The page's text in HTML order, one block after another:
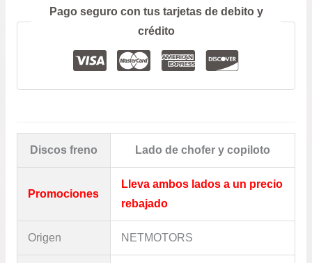
Pago seguro con tus tarjetas de debito y
crédito
Discos freno Lado de chofer y copiloto
Promociones
Lleva ambos lados a un precio
rebajado
Origen NETMOTORS